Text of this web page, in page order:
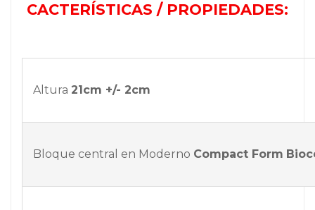
CACTERÍSTICAS / PROPIEDADES:
Altura 21cm +/- 2cm
Bloque central en Moderno Compact Form